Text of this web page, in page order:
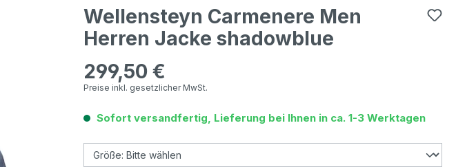
Wellensteyn Carmenere Men
Herren Jacke shadowblue
Regulärer Preis:
299,50 €
Preise inkl. gesetzlicher MwSt.
Sofort versandfertig, Lieferung bei Ihnen in ca. 1-3 Werktagen